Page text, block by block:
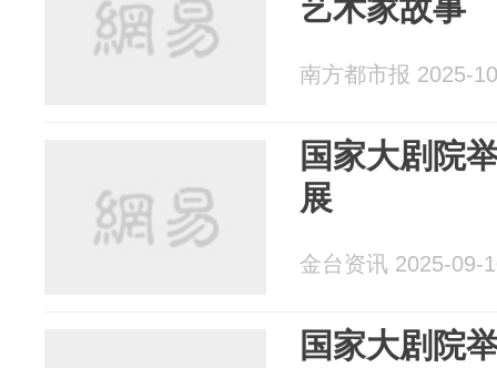
艺术家故事
南方都市报 2025-
国家大剧院
展
金台资讯 2025-09-
国家大剧院